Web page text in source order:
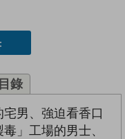
錄
男、強迫看香口
」工場的男士、